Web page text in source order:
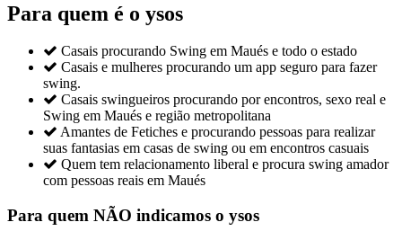
Para quem é o ysos
 Casais procurando Swing em Maués e todo o estado
 Casais e mulheres procurando um app seguro para fazer
swing.
 Casais swingueiros procurando por encontros, sexo real e
Swing em Maués e região metropolitana
 Amantes de Fetiches e procurando pessoas para realizar
suas fantasias em casas de swing ou em encontros casuais
 Quem tem relacionamento liberal e procura swing amador
com pessoas reais em Maués
Para quem NÃO indicamos o ysos